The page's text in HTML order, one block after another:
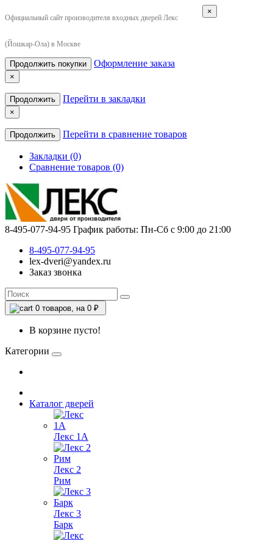
Официальный сайт производителя входных дверей Лекс
(Йошкар-Ола) в Москве
×
Продолжить покупки Оформление заказа
×
Продолжить Перейти в закладки
×
Продолжить Перейти в сравнение товаров
Закладки (0)
Сравнение товаров (0)
8-495-077-94-95 График работы: Пн-Сб с 9:00 до 21:00
8-495-077-94-95
lex-dveri@yandex.ru
Заказ звонка
0 товаров, на 0 ₽
В корзине пусто!
Категории
Каталог дверей
Лекс 1А
Лекс 2
Рим
Лекс 3
Барк